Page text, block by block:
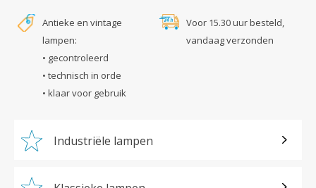
Antieke en vintage
lampen:
• gecontroleerd
• technisch in orde
• klaar voor gebruik
Voor 15.30 uur besteld,
vandaag verzonden
Industriële lampen